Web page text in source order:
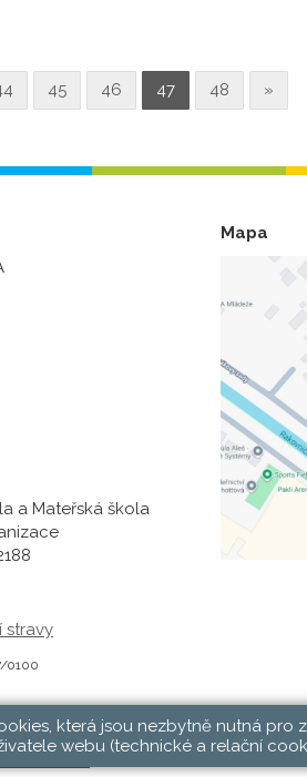
45 46 47 48 »
a Mateřská škola
stravy
0100
Mapa
která jsou nezbytně nutná pro
webu (technické a relační